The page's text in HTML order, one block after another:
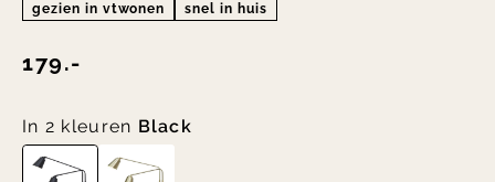
gezien in vtwonen snel in huis
179.-
In 2 kleuren Black